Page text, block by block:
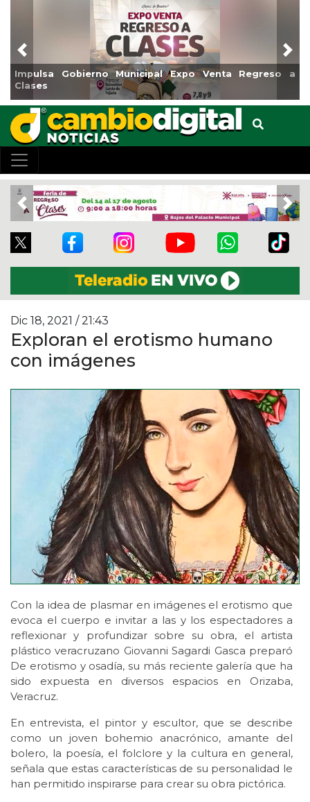
Gobierno Municipal Expo Venta Regreso a
Reabrirá
Previous
Previous
Dic 18, 2021 / 21:43
Exploran el erotismo humano
con imágenes
Con la idea de plasmar en imágenes el erotismo que
evoca el cuerpo e invitar a las y los espectadores a
reflexionar y profundizar sobre su obra, el artista
plástico veracruzano Giovanni Sagardi Gasca preparó
De erotismo y osadía, su más reciente galería que ha
sido expuesta en diversos espacios en Orizaba,
Veracruz.
En entrevista, el pintor y escultor, que se describe
como un joven bohemio anacrónico, amante del
bolero, la poesía, el folclore y la cultura en general,
señala que estas características de su personalidad le
han permitido inspirarse para crear su obra pictórica.